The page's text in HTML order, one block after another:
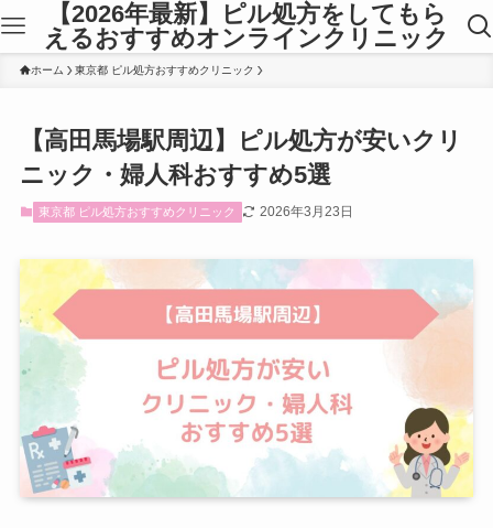
【2026年最新】ピル処方をしてもら
えるおすすめオンラインクリニック
ホーム 東京都 ピル処方おすすめクリニック
【高田馬場駅周辺】ピル処方が安いクリ
ニック・婦人科おすすめ5選
東京都 ピル処方おすすめクリニック 2026年3月23日